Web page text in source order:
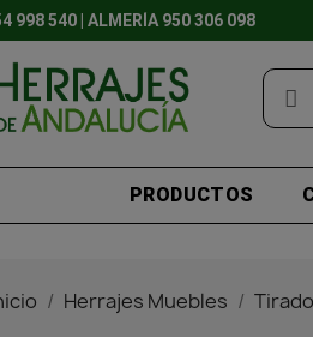
998 540 | ALMERÍA 950 306 098
PRODUCTOS
Herrajes Muebles